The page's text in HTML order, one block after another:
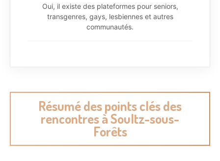
Oui, il existe des plateformes pour seniors,
transgenres, gays, lesbiennes et autres
communautés.
Résumé des points clés des
rencontres à Soultz-sous-
Forêts